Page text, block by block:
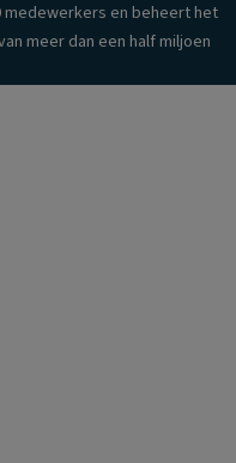
medewerkers en beheert het
meer dan een half miljoen